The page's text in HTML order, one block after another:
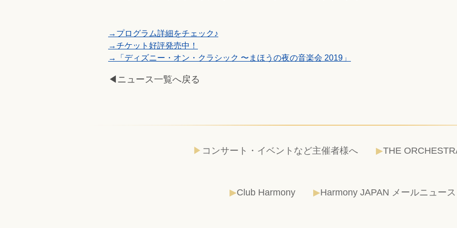
→プログラム詳細をチェック♪
→チケット好評発売中！
→「ディズニー・オン・クラシック 〜まほうの夜の音楽会 2019」
◀ニュース一覧へ戻る
コンサート・イベントなど主催者様へ THE
Club Harmony Harmony JAPAN メールニュース